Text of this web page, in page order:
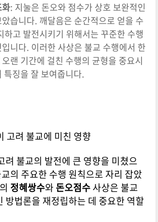
: 지눌은 돈오와 점수가 상호 보완적인
습니다. 깨달음은 순간적으로 얻을 수
하고 발전시키기 위해서는 꾸준한 수행
니다. 이러한 사상은 불교 수행에서 한
랜 기간에 걸친 수행의 균형을 중요시
특징을 잘 보여줍니다.
고려 불교에 미친 영향
려 불교의 발전에 큰 영향을 미쳤으
의 주요한 수행 원칙으로 자리 잡았
정혜쌍수와 돈오점수사상은 불교
방법론을 재정립하는 데 중요한 역할